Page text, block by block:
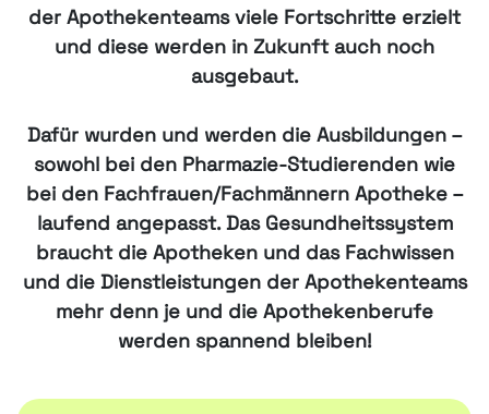
der Apothekenteams viele Fortschritte erzielt
und diese werden in Zukunft auch noch
ausgebaut.
Dafür wurden und werden die Ausbildungen –
sowohl bei den Pharmazie-Studierenden wie
bei den Fachfrauen/Fachmännern Apotheke –
laufend angepasst. Das Gesundheitssystem
braucht die Apotheken und das Fachwissen
und die Dienstleistungen der Apothekenteams
mehr denn je und die Apothekenberufe
werden spannend bleiben!